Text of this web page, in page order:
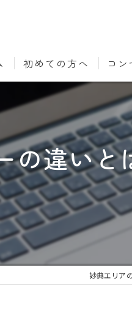
初めての方へ コン
の違い
妙典エリア